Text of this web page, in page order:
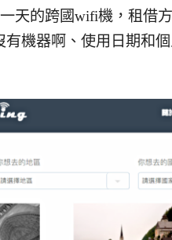
天的跨國wifi機，租借
有機器啊、使用日期和